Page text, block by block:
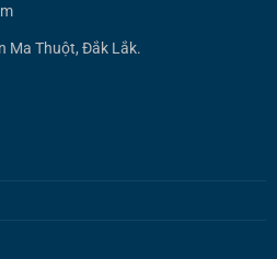
Ma Thuột, Đắk Lắk.